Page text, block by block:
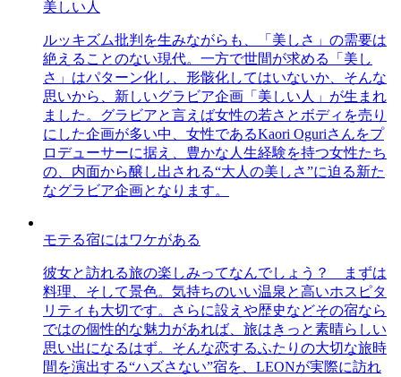
美しい人
ルッキズム批判を生みながらも、「美しさ」の需要は
絶えることのない現代。一方で世間が求める「美し
さ」はパターン化し、形骸化してはいないか、そんな
思いから、新しいグラビア企画「美しい人」が生まれ
ました。グラビアと言えば女性の若さとボディを売り
にした企画が多い中、女性であるKaori Oguriさんをプ
ロデューサーに据え、豊かな人生経験を持つ女性たち
の、内面から醸し出される“大人の美しさ”に迫る新た
なグラビア企画となります。
モテる宿にはワケがある
彼女と訪れる旅の楽しみってなんでしょう？ まずは
料理、そして景色。気持ちのいい温泉と高いホスピタ
リティも大切です。さらに設えや歴史などその宿なら
ではの個性的な魅力があれば、旅はきっと素晴らしい
思い出になるはず。そんな恋するふたりの大切な旅時
間を演出する“ハズさない”宿を、LEONが実際に訪れ